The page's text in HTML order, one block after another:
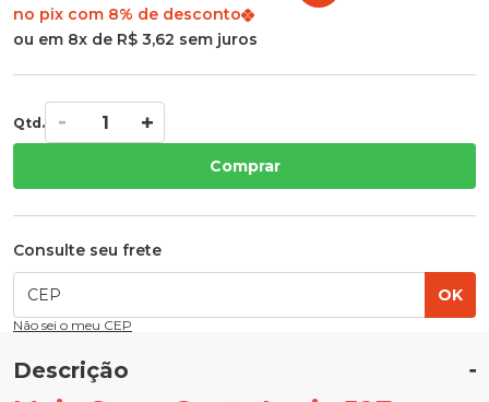
no pix com 8% de desconto
ou em 8x de R$ 3,62 sem juros
Qtd.
Comprar
Consulte seu frete
OK
Não sei o meu CEP
Descrição